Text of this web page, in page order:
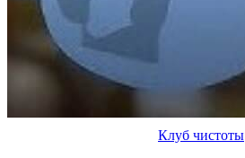
Клуб чистоты